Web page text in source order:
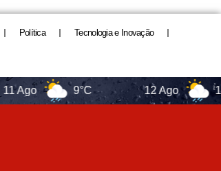
Política Tecnologia e Inovação
9°C 12 Ago 13°C